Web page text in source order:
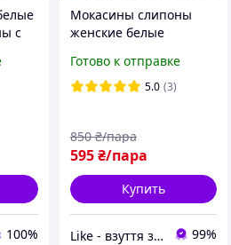
с
100%
Мокасины слипоны
женские белые
легкие сетка Мокасини
сліпони жіночі білі
Готово к отправке
5.0 (3)
595₴/пара
850 ₴/пара
Купить
Like - взуття зі знижками! (партнер topik.com.ua) 99%